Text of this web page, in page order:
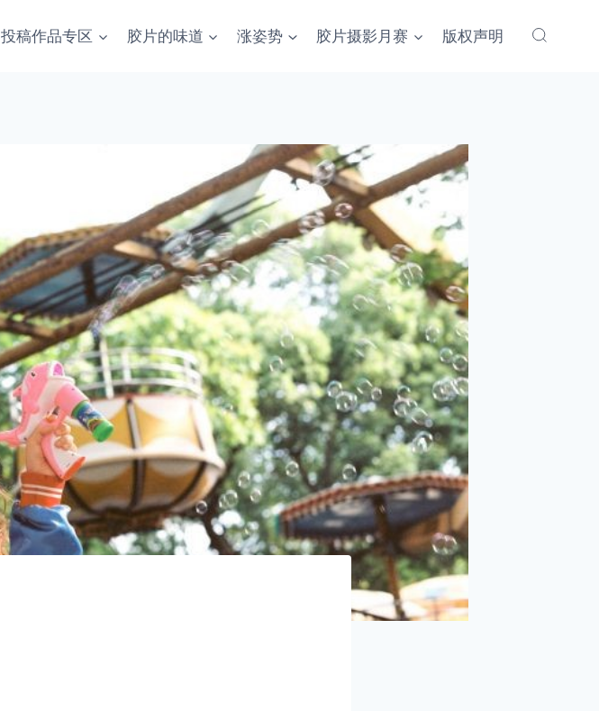
投稿作品专区 胶片的味道 涨姿势 胶片摄影月赛 版权声明